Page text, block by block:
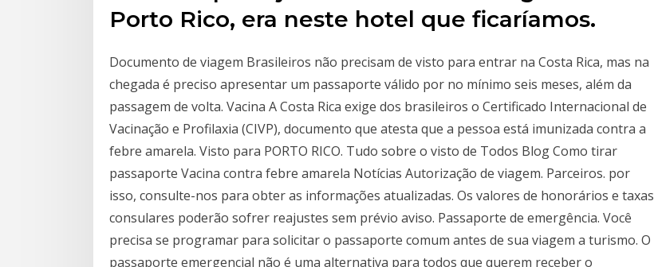
Porto Rico, era neste hotel que ficaríamos.
Documento de viagem Brasileiros não precisam de visto para entrar na Costa Rica, mas na
chegada é preciso apresentar um passaporte válido por no mínimo seis meses, além da
passagem de volta. Vacina A Costa Rica exige dos brasileiros o Certificado Internacional de
Vacinação e Profilaxia (CIVP), documento que atesta que a pessoa está imunizada contra a
febre amarela. Visto para PORTO RICO. Tudo sobre o visto de Todos Blog Como tirar
passaporte Vacina contra febre amarela Notícias Autorização de viagem. Parceiros. por
isso, consulte-nos para obter as informações atualizadas. Os valores de honorários e taxas
consulares poderão sofrer reajustes sem prévio aviso. Passaporte de emergência. Você
precisa se programar para solicitar o passaporte comum antes de sua viagem a turismo. O
passaporte emergencial não é uma alternativa para todos que querem receber o